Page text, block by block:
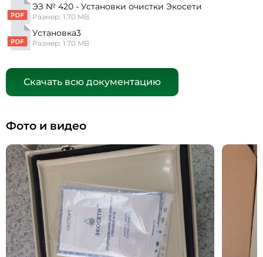
ЭЗ № 420 - Установки очистки Экосети
Размер: 1.70 MB
Установка3
Размер: 1.70 MB
Скачать всю документацию
Фото и видео